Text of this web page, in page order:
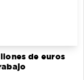
de euros